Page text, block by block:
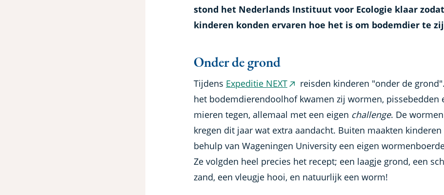
stond het Nederlands Instituut voor Ecologie klaar zodat
kinderen konden ervaren hoe het is om bodemdier te
Onder de grond
Tijdens Expeditie NEXT(externe
link)
reisden kinderen "onder de
het bodemdierendoolhof kwamen zij wormen, pissebedden
mieren tegen, allemaal met een eigen challenge. De wormen
kregen dit jaar wat extra aandacht. Buiten maakten
behulp van Wageningen University een eigen
Ze volgden heel precies het recept; een laagje grond, een
zand, een vleugje hooi, en natuurlijk een worm!